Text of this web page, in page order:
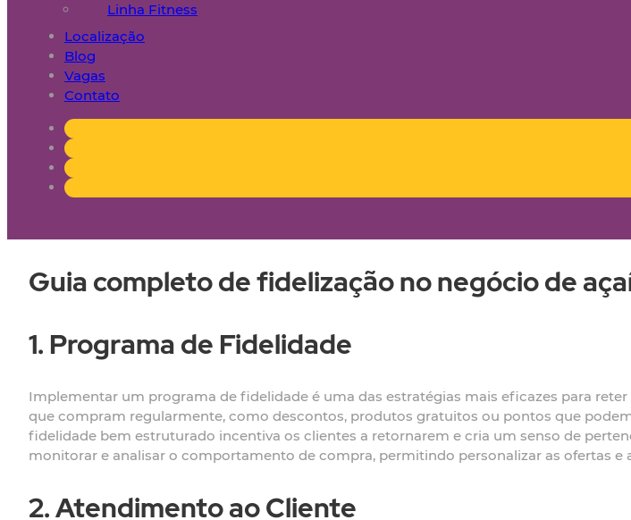
Linha Fitness
Localização
Blog
Vagas
Contato
Guia completo de fidelização no negócio de
1. Programa de Fidelidade
Implementar um programa de fidelidade é uma das estratégias mais eficazes para
que compram regularmente, como descontos, produtos gratuitos ou pontos que
fidelidade bem estruturado incentiva os clientes a retornarem e cria um senso de
monitorar e analisar o comportamento de compra, permitindo personalizar as ofertas e
2. Atendimento ao Cliente